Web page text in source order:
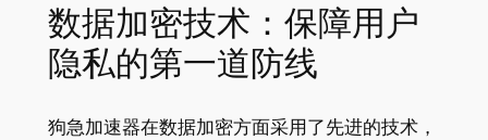
数据加密技术：保障用户
隐私的第一道防线
狗急加速器在数据加密方面采用了先进的技术，